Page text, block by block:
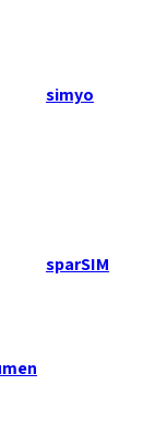
simyo
sparSIM